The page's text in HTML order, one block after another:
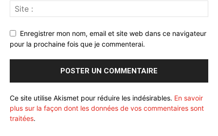
Enregistrer mon nom, email et site web dans ce navigateur
pour la prochaine fois que je commenterai.
Ce site utilise Akismet pour réduire les indésirables. En savoir
plus sur la façon dont les données de vos commentaires sont
traitées.